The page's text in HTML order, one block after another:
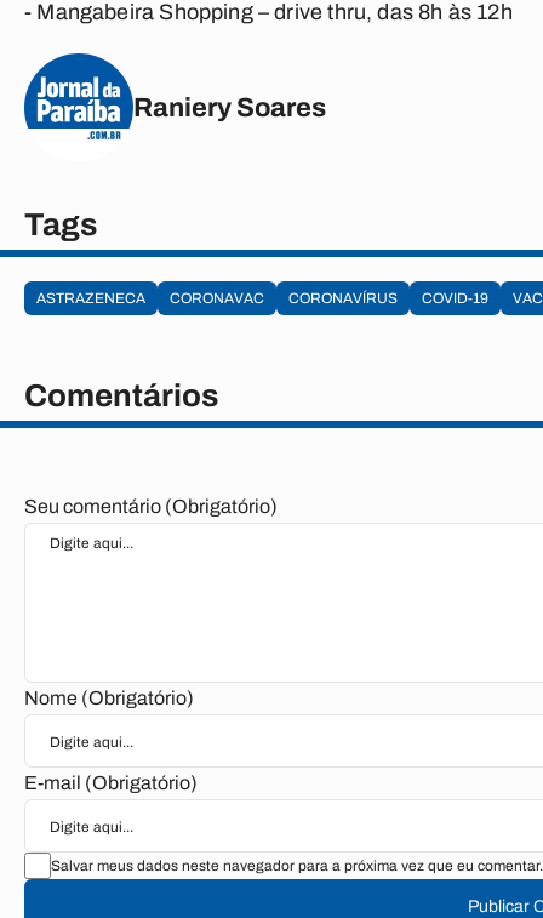
- Mangabeira Shopping – drive thru, das 8h às 12h
Raniery Soares
Tags
ASTRAZENECA CORONAVAC CORONAVÍRUS COVID-19
Comentários
Seu comentário (Obrigatório)
Nome (Obrigatório)
E-mail (Obrigatório)
Salvar meus dados neste navegador para a próxima vez que eu comentar.
Publicar